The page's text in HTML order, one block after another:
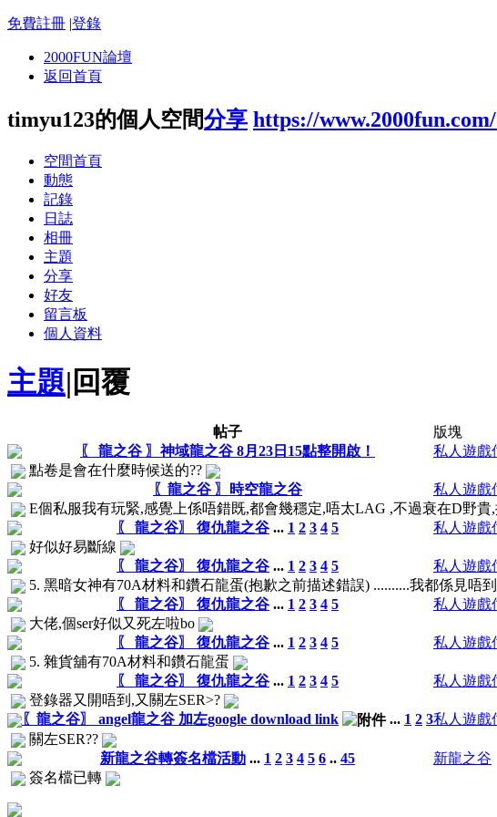
免費註冊 |登錄
2000FUN論壇
返回首頁
timyu123的個人空間分享 https://www.2000fun.com/
空間首頁
動態
記錄
日誌
相冊
主題
分享
好友
留言板
個人資料
主題| 回覆
帖子 版塊
〖 龍之谷 〗神域龍之谷 8月23日15點整開啟！
私人遊戲
點卷是會在什麼時候送的??
〖龍之谷 〗時空龍之谷
私人遊戲
E個私服我有玩緊,感覺上係唔錯既,都會幾穩定,唔太LAG ,不過衰在D野貴,
〖 龍之谷〗 復仇龍之谷 ... 1 2 3 4 5 私人遊戲
好似好易斷線
〖 龍之谷〗 復仇龍之谷 ... 1 2 3 4 5 私人遊戲
5. 黑暗女神有70A材料和鑽石龍蛋(抱歉之前描述錯誤) ..........我都係見唔
〖 龍之谷〗 復仇龍之谷 ... 1 2 3 4 5 私人遊戲
大佬,個ser好似又死左啦bo
〖 龍之谷〗 復仇龍之谷 ... 1 2 3 4 5 私人遊戲
5. 雜貨舖有70A材料和鑽石龍蛋
〖 龍之谷〗 復仇龍之谷 ... 1 2 3 4 5 私人遊戲
登錄器又開唔到,又關左SER>?
〖龍之谷〗 angel龍之谷 加左google download link
... 1 2 3私人遊戲
關左SER??
新龍之谷轉簽名檔活動 ... 1 2 3 4 5 6 .. 45 新龍之谷
簽名檔已轉